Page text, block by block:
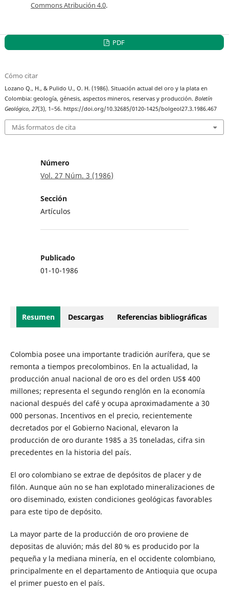
Commons Atribución 4.0.
PDF
Cómo citar
Lozano Q., H., & Pulido U., O. H. (1986). Situación actual del oro y la plata en
Colombia: geología, génesis, aspectos mineros, reservas y producción.Boletín
Geológico,27(3), 1–56. https://doi.org/10.32685/0120-1425/bolgeol27.3.1986.467
Más formatos de cita
Número
Vol. 27 Núm. 3 (1986)
Sección
Artículos
Publicado
01-10-1986
Resumen Descargas Referencias bibliográficas
Colombia posee una importante tradición aurífera, que se
remonta a tiempos precolombinos. En la actualidad, la
producción anual nacional de oro es del orden US$ 400
millones; representa el segundo renglón en la economía
nacional después del café y ocupa aproximadamente a 30
000 personas. Incentivos en el precio, recientemente
decretados por el Gobierno Nacional, elevaron la
producción de oro durante 1985 a 35 toneladas, cifra sin
precedentes en la historia del país.
El oro colombiano se extrae de depósitos de placer y de
filón. Aunque aún no se han explotado mineralizaciones de
oro diseminado, existen condiciones geológicas favorables
para este tipo de depósito.
La mayor parte de la producción de oro proviene de
depositas de aluvión; más del 80 % es producido por la
pequeña y la mediana minería, en el occidente colombiano,
principalmente en el departamento de Antioquia que ocupa
el primer puesto en el país.